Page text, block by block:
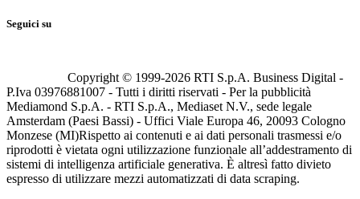
Seguici su
Copyright © 1999-2026 RTI S.p.A. Business Digital -
P.Iva 03976881007 - Tutti i diritti riservati - Per la pubblicità
Mediamond S.p.A. - RTI S.p.A., Mediaset N.V., sede legale
Amsterdam (Paesi Bassi) - Uffici Viale Europa 46, 20093 Cologno
Monzese (MI)Rispetto ai contenuti e ai dati personali trasmessi e/o
riprodotti è vietata ogni utilizzazione funzionale all’addestramento di
sistemi di intelligenza artificiale generativa. È altresì fatto divieto
espresso di utilizzare mezzi automatizzati di data scraping.